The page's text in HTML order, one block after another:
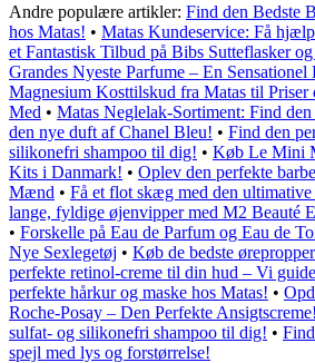
Andre populære artikler: Find den Bedste
hos Matas! • Matas Kundeservice: Få
et Fantastisk Tilbud på Bibs Sutteflasker
Grandes Nyeste Parfume – En
Magnesium Kosttilskud fra Matas til
Med • Matas Neglelak-Sortiment: Find
den nye duft af Chanel Bleu! • Find den
silikonefri shampoo til dig! • Køb Le Mini
Kits i Danmark! • Oplev den perfekte
Mænd • Få et flot skæg med den
lange, fyldige øjenvipper med M2 Beauté
• Forskelle på Eau de Parfum og Eau de
Nye Sexlegetøj • Køb de bedste
perfekte retinol-creme til din hud – Vi
perfekte hårkur og maske hos Matas! •
Roche-Posay – Den Perfekte Ansigtscreme!
sulfat- og silikonefri shampoo til dig! •
spejl med lys og forstørrelse!